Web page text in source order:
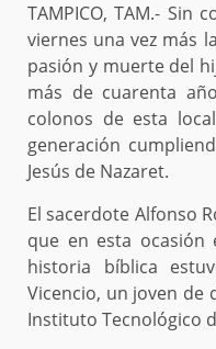
TAMPICO, TAM.- Sin
viernes una vez más
pasión y muerte del
más de cuarenta
colonos de esta
generación
Jesús de Nazaret.
El sacerdote Alfonso
que en esta ocasión
historia bíblica
Vicencio, un joven de
Instituto Tecnológico